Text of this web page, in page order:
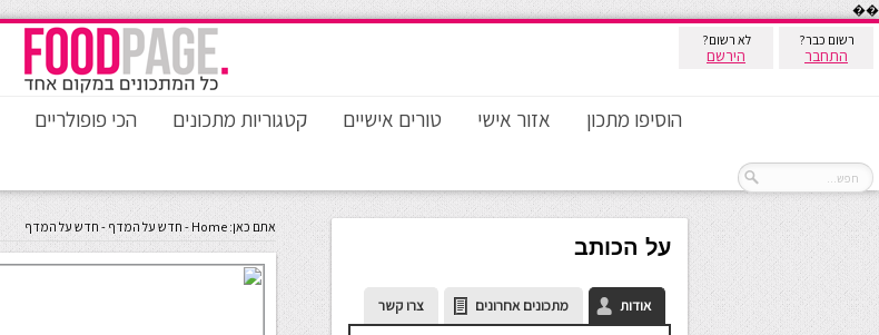
��
רשום כבר?
התחבר
לא רשום?
הירשם
הוסיפו מתכון אזור אישי טורים אישיים קטגוריות מתכונים הכי פופולריים
אתם כאן: Home
-חדש על המדף- חדש על המדף
על הכותב
אודות מתכונים אחרונים צרו קשר